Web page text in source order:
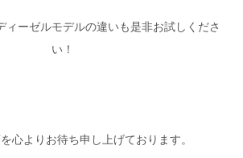
ィーゼルモデルの違いも是非お試しくださ
い！
心よりお待ち申し上げております。